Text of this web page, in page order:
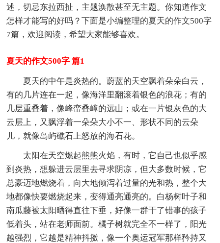
述，切忌东拉西扯，主题涣散甚至无主题。你知道作文
怎样才能写的好吗？下面是小编整理的夏天的作文500字
7篇，欢迎阅读，希望大家能够喜欢。
夏天的作文500字 篇1
夏天的中午是炎热的。蔚蓝的天空飘着朵朵白云，
有的几片连在一起，像海洋里翻滚着银色的浪花；有的
几层重叠着，像峰峦叠嶂的远山；或在一片银灰色的大
云层上，又飘浮着一朵朵大小不一、形状不同的云朵
儿，就像岛屿礁石上怒放的海石花。
太阳在天空燃起熊熊火焰，有时，它自己也似乎感
到炎热，想躲进云层里去寻求阴凉，但大多数时候，它
总豪迈地燃烧着，向大地倾泻着过量的光和热，整个大
地都像快要燃烧起来，变得通亮通亮的。白杨树叶子和
南瓜藤被太阳晒得直往下垂，好像一群干了错事的孩子
低着头，站在老师面前。橘子树就完全不一样了，阳光
越强烈，它越是精神抖擞，像一个奥运冠军那样矜持又